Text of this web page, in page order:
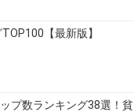
【最新版】
プ数ランキング38選！貧